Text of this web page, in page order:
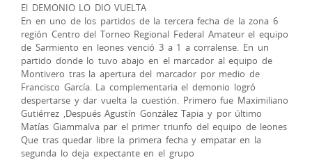
El DEMONIO LO DIO VUELTA
En en uno de los partidos de la tercera fecha de la zona 6
región Centro del Torneo Regional Federal Amateur el equipo
de Sarmiento en leones venció 3 a 1 a corralense. En un
partido donde lo tuvo abajo en el marcador al equipo de
Montivero tras la apertura del marcador por medio de
Francisco García. La complementaria el demonio logró
despertarse y dar vuelta la cuestión. Primero fue Maximiliano
Gutiérrez ,Después Agustín González Tapia y por último
Matías Giammalva par el primer triunfo del equipo de leones
Que tras quedar libre la primera fecha y empatar en la
segunda lo deja expectante en el grupo